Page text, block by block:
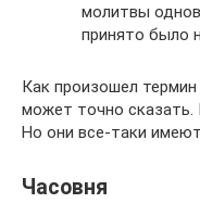
молитвы
принято было
Как произошел
может точно сказать.
Но они все-таки
Часовня